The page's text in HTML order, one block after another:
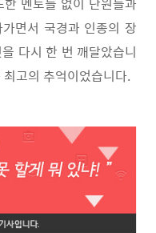
면서 국경과 인종의 장
다시 한 번 깨달았습니
고의 추억이었습니다.